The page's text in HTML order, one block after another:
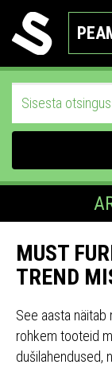
MUST
TREND
See aasta
rohkem tooteid
dušilahendused,